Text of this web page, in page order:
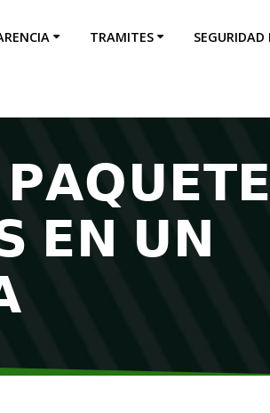
TRAMITES
𝗘𝗡 𝗨𝗡